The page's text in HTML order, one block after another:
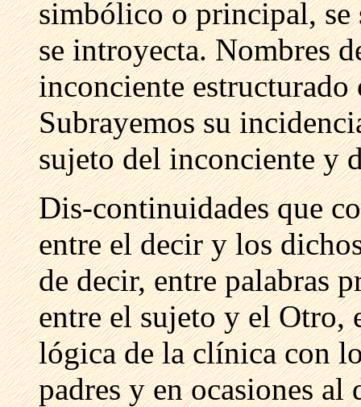
simbólico o principal, se
se introyecta. Nombres
inconciente
Subrayemos su
sujeto del inconciente y
Dis-continuidades que
entre el decir y los
de decir, entre palabras
entre el sujeto y el Otro,
lógica de la clínica con
padres y en ocasiones